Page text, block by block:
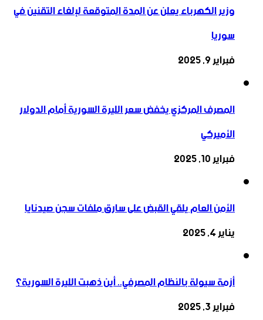
وزير الكهرباء يعلن عن المدة المتوقعة لإلغاء التقنين في
سوريا
فبراير 9, 2025
المصرف المركزي يخفض سعر الليرة السورية أمام الدولار
الأميركي
فبراير 10, 2025
الأمن العام يلقي القبض على سارق ملفات سجن صيدنايا
يناير 4, 2025
أزمة سيولة بالنظام المصرفي.. أين ذهبت الليرة السورية؟
فبراير 3, 2025